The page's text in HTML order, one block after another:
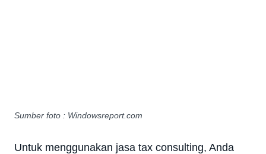
Sumber foto : Windowsreport.com
Untuk menggunakan jasa tax consulting, Anda